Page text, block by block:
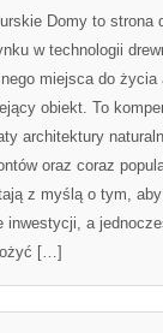
Domy to strona
w technologii
miejsca do
obiekt. To
architektury
oraz coraz
z myślą o tym,
a
[…]